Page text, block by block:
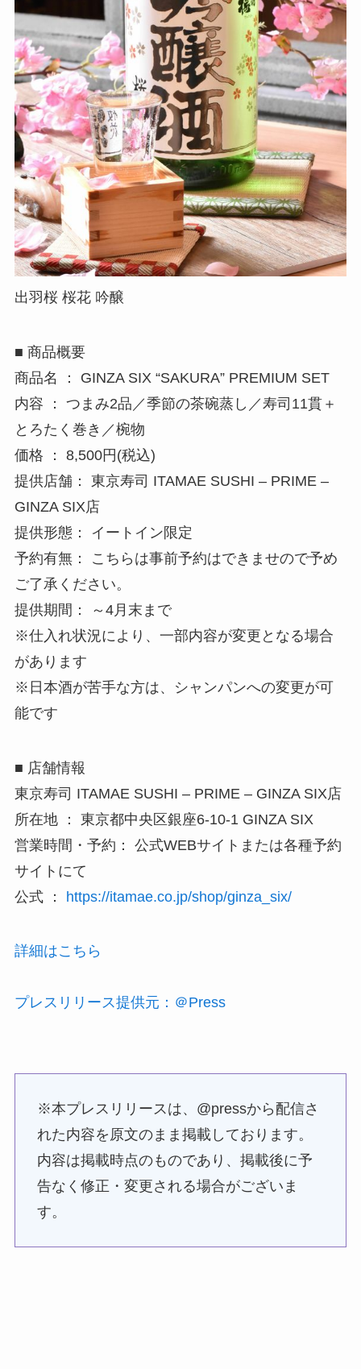
出羽桜 桜花 吟醸
■ 商品概要
商品名 ： GINZA SIX “SAKURA” PREMIUM SET
内容 ： つまみ2品／季節の茶碗蒸し／寿司11貫＋
とろたく巻き／椀物
価格 ： 8,500円(税込)
提供店舗： 東京寿司 ITAMAE SUSHI – PRIME –
GINZA SIX店
提供形態： イートイン限定
予約有無： こちらは事前予約はできませので予め
ご了承ください。
提供期間： ～4月末まで
※仕入れ状況により、一部内容が変更となる場合
があります
※日本酒が苦手な方は、シャンパンへの変更が可
能です
■ 店舗情報
東京寿司 ITAMAE SUSHI – PRIME – GINZA SIX店
所在地 ： 東京都中央区銀座6-10-1 GINZA SIX
営業時間・予約： 公式WEBサイトまたは各種予約
サイトにて
公式 ： https://itamae.co.jp/shop/ginza_six/
詳細はこちら
プレスリリース提供元：＠Press
※本プレスリリースは、@pressから配信さ
れた内容を原文のまま掲載しております。
内容は掲載時点のものであり、掲載後に予
告なく修正・変更される場合がございま
す。